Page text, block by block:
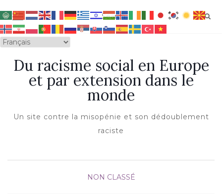
OUVRIR/FERMER LA NAVIGATION
Du racisme social en Europe
et par extension dans le
monde
Un site contre la misopénie et son dédoublement
raciste
NON CLASSÉ